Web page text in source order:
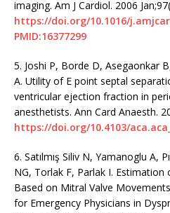
imaging. Am J Cardiol. 2006
https://doi.org/10.1016/
PMID:16377299
5. Joshi P, Borde D, Asegaonkar
A. Utility of E point septal
ventricular ejection fraction in
anesthetists. Ann Card Anaesth.
https://doi.org/10.4103/
6. Satılmış Siliv N, Yamanoglu A,
NG, Torlak F, Parlak I. Estimation
Based on Mitral Valve
for Emergency Physicians in